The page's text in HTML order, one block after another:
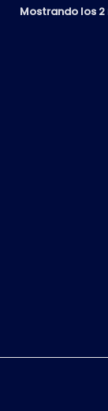
Mostrando los